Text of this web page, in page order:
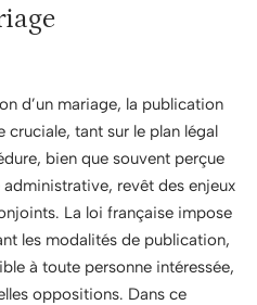
d’un mariage, la publication
cruciale, tant sur le plan légal
bien que souvent perçue
revêt des enjeux
La loi française impose
les modalités de publication,
à toute personne intéressée,
oppositions. Dans ce